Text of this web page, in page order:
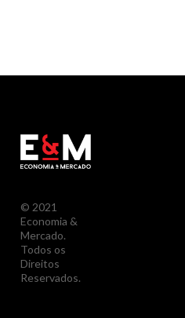
© 2021
Economia &
Mercado.
Todos os
Direitos
Reservados.